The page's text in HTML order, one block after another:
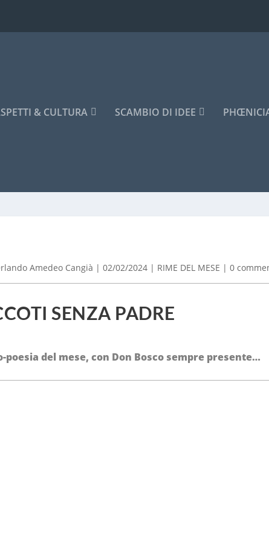
& CULTURA SCAMBIO DI IDEE
Amedeo Cangià | 02/02/2024| RIME DEL MESE | 0
SENZA PADRE
poesia del mese, con Don Bosco sempre presente…